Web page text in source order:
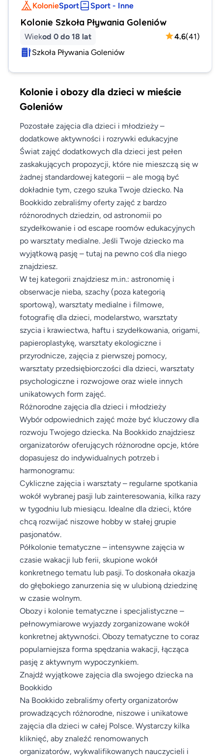
KolonieSport Sport - Inne
Kolonie Szkoła Pływania Goleniów
Wiekod 0 do 18 lat 4.6(41)
Szkoła Pływania Goleniów
Kolonie i obozy dla dzieci w mieście
Goleniów
Pozostałe zajęcia dla dzieci i młodzieży –
dodatkowe aktywności i rozrywki edukacyjne
Świat zajęć dodatkowych dla dzieci jest pełen
zaskakujących propozycji, które nie mieszczą się w
żadnej standardowej kategorii – ale mogą być
dokładnie tym, czego szuka Twoje dziecko. Na
Bookkido zebraliśmy oferty zajęć z bardzo
różnorodnych dziedzin, od astronomii po
szydełkowanie i od escape roomów edukacyjnych
po warsztaty medialne. Jeśli Twoje dziecko ma
wyjątkową pasję – tutaj na pewno coś dla niego
znajdziesz.
W tej kategorii znajdziesz m.in.: astronomię i
obserwacje nieba, szachy (poza kategorią
sportową), warsztaty medialne i filmowe,
fotografię dla dzieci, modelarstwo, warsztaty
szycia i krawiectwa, haftu i szydełkowania, origami,
papieroplastykę, warsztaty ekologiczne i
przyrodnicze, zajęcia z pierwszej pomocy,
warsztaty przedsiębiorczości dla dzieci, warsztaty
psychologiczne i rozwojowe oraz wiele innych
unikatowych form zajęć.
Różnorodne zajęcia dla dzieci i młodzieży
Wybór odpowiednich zajęć może być kluczowy dla
rozwoju Twojego dziecka. Na Bookkido znajdziesz
organizatorów oferujących różnorodne opcje, które
dopasujesz do indywidualnych potrzeb i
harmonogramu:
Cykliczne zajęcia i warsztaty – regularne spotkania
wokół wybranej pasji lub zainteresowania, kilka razy
w tygodniu lub miesiącu. Idealne dla dzieci, które
chcą rozwijać niszowe hobby w stałej grupie
pasjonatów.
Półkolonie tematyczne – intensywne zajęcia w
czasie wakacji lub ferii, skupione wokół
konkretnego tematu lub pasji. To doskonała okazja
do głębokiego zanurzenia się w ulubioną dziedzinę
w czasie wolnym.
Obozy i kolonie tematyczne i specjalistyczne –
pełnowymiarowe wyjazdy zorganizowane wokół
konkretnej aktywności. Obozy tematyczne to coraz
popularniejsza forma spędzania wakacji, łącząca
pasję z aktywnym wypoczynkiem.
Znajdź wyjątkowe zajęcia dla swojego dziecka na
Bookkido
Na Bookkido zebraliśmy oferty organizatorów
prowadzących różnorodne, niszowe i unikatowe
zajęcia dla dzieci w całej Polsce. Wystarczy kilka
kliknięć, aby znaleźć renomowanych
organizatorów, wykwalifikowanych nauczycieli i